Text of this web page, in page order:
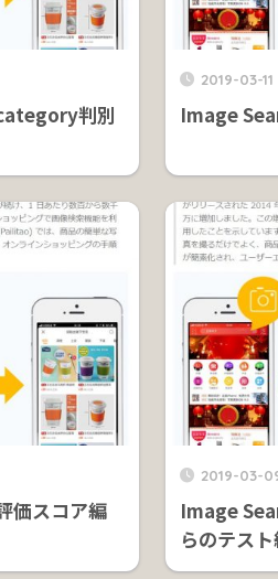
判別
2019-03-11
Image
価スコア編
2019-03-
Image
らのテス